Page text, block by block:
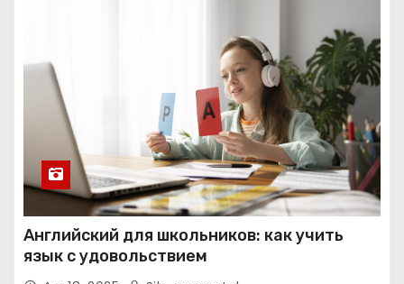
Английский для школьников: как учить
язык с удовольствием